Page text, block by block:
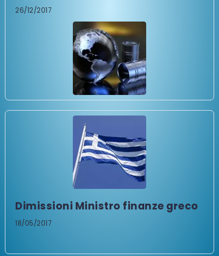
26/12/2017
Dimissioni Ministro finanze greco
18/05/2017